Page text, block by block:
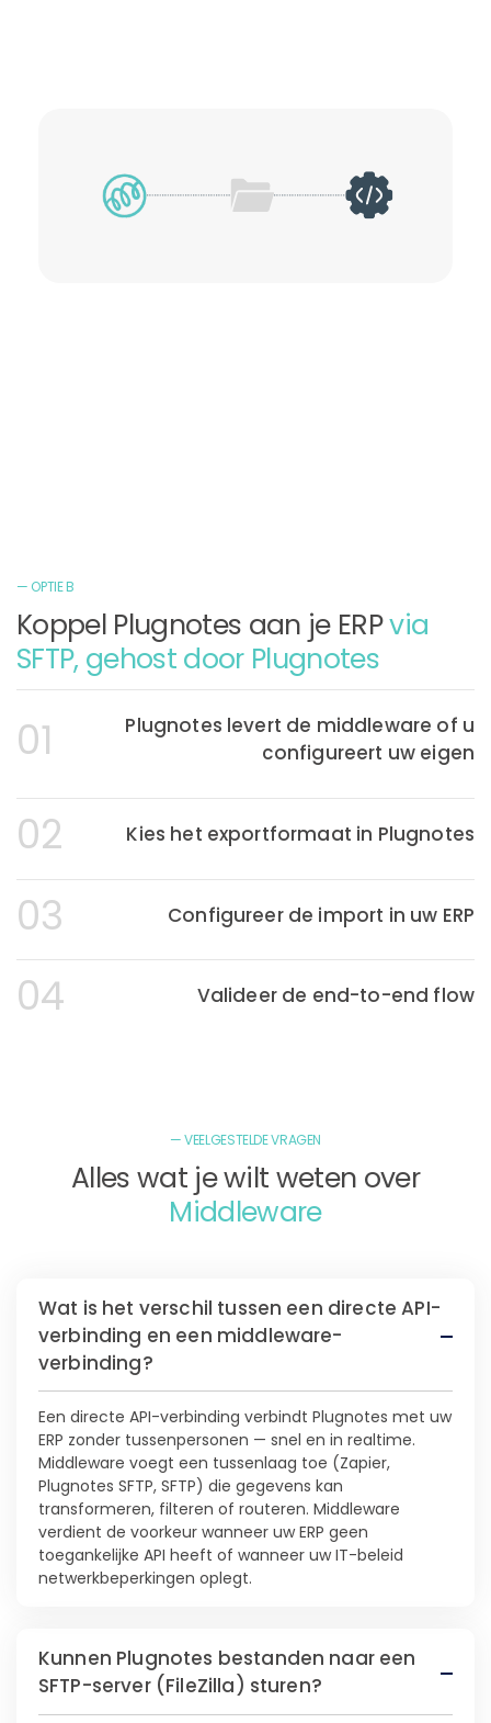
— OPTIE B
Koppel Plugnotes aan je ERPvia
SFTP, gehost door Plugnotes
01
Plugnotes levert de middleware of u
configureert uw eigen
02 Kies het exportformaat in Plugnotes
03 Configureer de import in uw ERP
04 Valideer de end-to-end flow
— VEELGESTELDE VRAGEN
Alles wat je wilt weten over
Middleware
Wat is het verschil tussen een directe API-
verbinding en een middleware-
verbinding?
Een directe API-verbinding verbindt Plugnotes met uw
ERP zonder tussenpersonen — snel en in realtime.
Middleware voegt een tussenlaag toe (Zapier,
Plugnotes SFTP, SFTP) die gegevens kan
transformeren, filteren of routeren. Middleware
verdient de voorkeur wanneer uw ERP geen
toegankelijke API heeft of wanneer uw IT-beleid
netwerkbeperkingen oplegt.
Kunnen Plugnotes bestanden naar een
SFTP-server (FileZilla) sturen?